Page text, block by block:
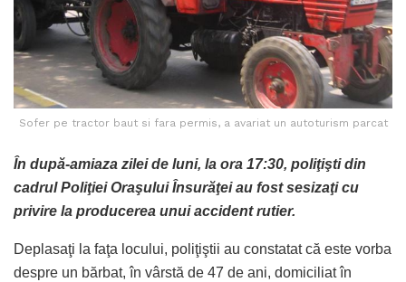
Sofer pe tractor baut si fara permis, a avariat un autoturism parcat
În după-amiaza zilei de luni, la ora 17:30, poliţişti din
cadrul Poliţiei Oraşului Însurăţei au fost sesizaţi cu
privire la producerea unui accident rutier.
Deplasaţi la faţa locului, poliţiştii au constatat că este vorba
despre un bărbat, în vârstă de 47 de ani, domiciliat în